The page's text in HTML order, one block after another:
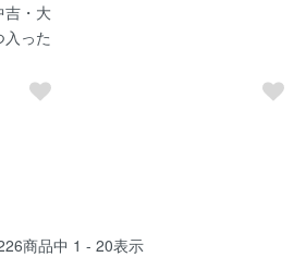
吉・大
った
商品中 1 - 20表示